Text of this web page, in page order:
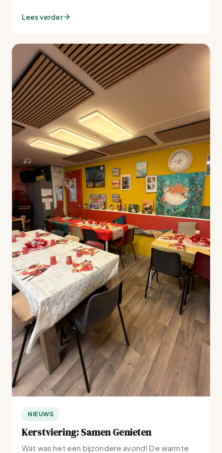
Lees verder
NIEUWS
Kerstviering: Samen Genieten
Wat was het een bijzondere avond! De warmte